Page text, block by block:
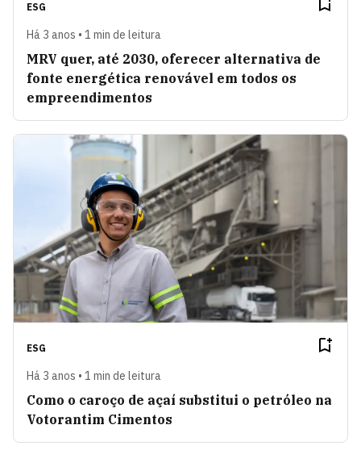
ESG
Há 3 anos • 1 min de leitura
MRV quer, até 2030, oferecer alternativa de
fonte energética renovável em todos os
empreendimentos
ESG
Há 3 anos • 1 min de leitura
Como o caroço de açaí substitui o petróleo na
Votorantim Cimentos